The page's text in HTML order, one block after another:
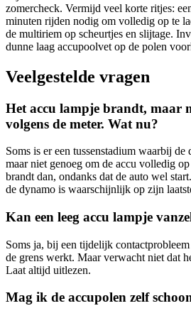
zomercheck. Vermijd veel korte ritjes:
minuten rijden nodig om volledig op te
de multiriem op scheurtjes en slijtage.
dunne laag accupoolvet op de polen
Veelgestelde vragen
Het accu lampje brandt, maar
volgens de meter. Wat nu?
Soms is er een tussenstadium waarbij
maar niet genoeg om de accu volledig
brandt dan, ondanks dat de auto wel
de dynamo is waarschijnlijk op zijn
Kan een leeg accu lampje
Soms ja, bij een tijdelijk
de grens werkt. Maar verwacht niet dat
Laat altijd uitlezen.
Mag ik de accupolen zelf